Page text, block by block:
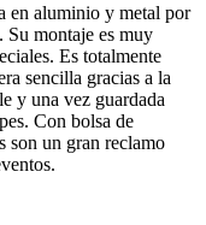
en aluminio y metal por
Su montaje es muy
Es totalmente
sencilla gracias a la
y una vez guardada
Con bolsa de
son un gran reclamo